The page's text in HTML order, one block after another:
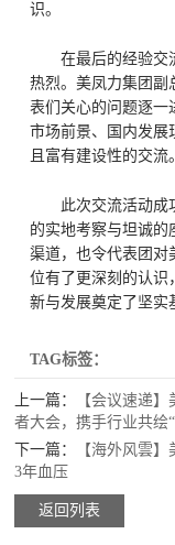
识。
在最后的经验交
热烈。美凤力集团副
表们关心的问题逐一
市场前景、国内发展
且富有建设性的交流。
此次交流活动成
的实地考察与坦诚的
渠道，也令代表团对
位有了更深刻的认识
新与发展奠定了坚实
TAG标签：
上一篇：
【会议速递
者大会，携手行业共绘
下一篇：
【海外风雲
3年血压
返回列表